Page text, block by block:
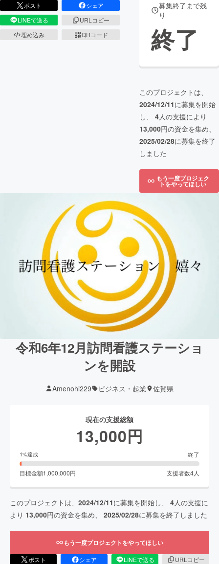
ポスト
シェア
LINEで送る
URLコピー
埋め込み
QRコード
募集終了まで残
り
終了
このプロジェクトは、
2024/12/11に募集を開始
し、 4人の支援により
13,000円の資金を集め、
2025/02/28に募集を終了
しました
もう一度プロジェク
トをやってほしい
令和6年12月訪問看護ステーショ
ンを開設
Amenohi229 ビジネス・起業 佐賀県
現在の支援総額
13,000円
1%達成 終了
目標金額1,000,000円 支援者数4人
このプロジェクトは、 2024/12/11に募集を開始し、 4人の支援に
より 13,000円の資金を集め、 2025/02/28に募集を終了しました
もう一度プロジェクトをやってほしい
ポスト シェア LINEで送る
URLコピー